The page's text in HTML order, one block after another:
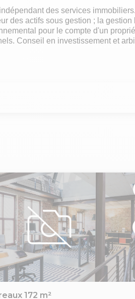
des services
des actifs sous gestion ; la gestion
pour le compte d'un
Conseil en investissement et
172 m²